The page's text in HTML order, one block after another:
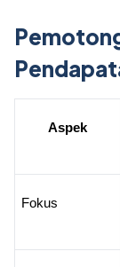
Aspek
Fokus